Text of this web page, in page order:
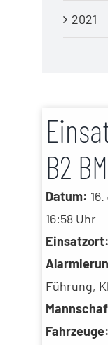
B2
Datum:
16:58 Uhr
Einsatzort:
Führung,
Fahrzeuge:
2021